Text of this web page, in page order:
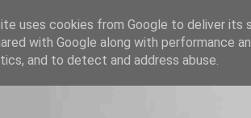
uses cookies from Google to deliver its
with Google along with performance
and to detect and address abuse.